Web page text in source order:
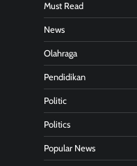
Must Read
News
Olahraga
Pendidikan
Politic
Politics
Popular News